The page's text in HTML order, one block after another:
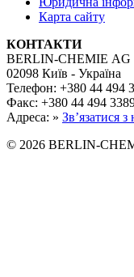
Карта сайту
КОНТАКТИ
BERLIN-CHEMIE AG -
02098 Київ - Україна
Телефон: +380 44 494
Факс: +380 44 494
Адреса: » Зв’язатися з
© 2026 BERLIN-